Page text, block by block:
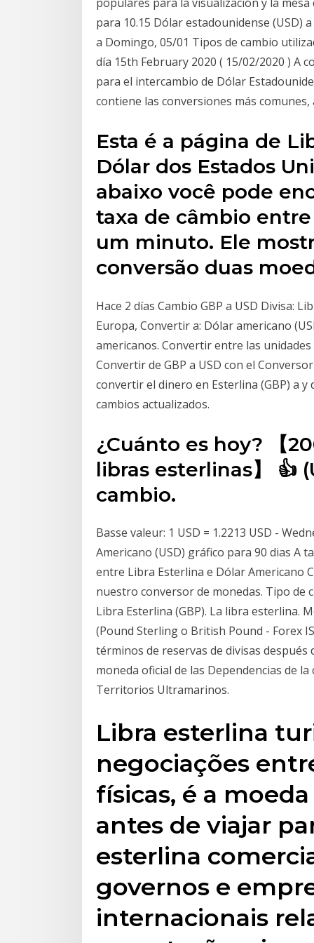
para 10.15 Dólar estadounidense (USD)
a Domingo, 05/01 Tipos de cambio
día 15th February 2020 ( 15/02/2020 ) A
para el intercambio de Dólar
contiene las conversiones más
Esta é a página de
Dólar dos Estados
abaixo você pode
taxa de câmbio
um minuto. Ele
conversão duas
Hace 2 días Cambio GBP a USD Divisa:
Europa, Convertir a: Dólar americano
americanos. Convertir entre las
Convertir de GBP a USD con el
convertir el dinero en Esterlina (GBP) a y
cambios actualizados.
¿Cuánto es hoy? 【
libras esterlinas】 👍
cambio.
Basse valeur: 1 USD = 1.2213 USD -
Americano (USD) gráfico para 90 dias A
entre Libra Esterlina e Dólar Americano
nuestro conversor de monedas. Tipo de
Libra Esterlina (GBP). La libra esterlina.
(Pound Sterling o British Pound - Forex
términos de reservas de divisas
moneda oficial de las Dependencias de
Territorios Ultramarinos.
Libra esterlina
negociações
físicas, é a
antes de viajar
esterlina
governos e
internacionais